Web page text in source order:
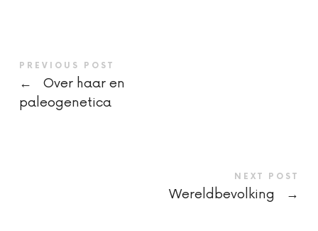
PREVIOUS POST
←
Over haar en
paleogenetica
NEXT POST
Wereldbevolking →